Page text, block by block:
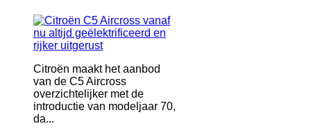
Citroën maakt het aanbod
van de C5 Aircross
overzichtelijker met de
introductie van modeljaar 70,
da...